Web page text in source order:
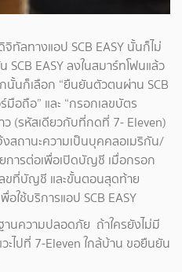
ลทางแอป SCB EASY นั้นก็ไม่
EASY ลงในสมาร์ทโฟนแล้ว
นั้นก็เลือก “ยืนยันตัวตนผ่าน SCB
มือถือ” และ “กรอกเลขบัตร
(รหัสเดียวกับที่กดที่ 7- Eleven)
สถานะความเป็นบุคคลอเมริกัน/
การต่อเพื่อเปิดบัญชี เมื่อกรอก
ลขที่บัญชี และขั้นตอนสุดท้าย
ใช้บริการแอป SCB EASY
นความปลอดภัย ถ้าใครยังไม่มี
ไปที่ 7-Eleven ใกล้บ้าน ขอยืนยัน